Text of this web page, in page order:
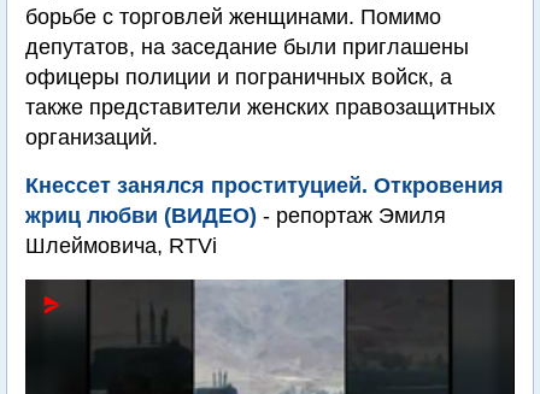
борьбе с торговлей женщинами. Помимо
депутатов, на заседание были приглашены
офицеры полиции и пограничных войск, а
также представители женских правозащитных
организаций.
Кнессет занялся проституцией. Откровения
жриц любви (ВИДЕО) - репортаж Эмиля
Шлеймовича, RTVi